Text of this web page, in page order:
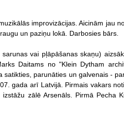
improvizācijas. Aicinām jau
un paziņu lokā. Darbosies bārs.
vai pļāpāšanas skaņu)
Daitams no "Klein Dytham
parunāties un galvenais -
gada arī Latvijā. Pirmais vakars
zālē Arsenāls. Pirmā Pecha